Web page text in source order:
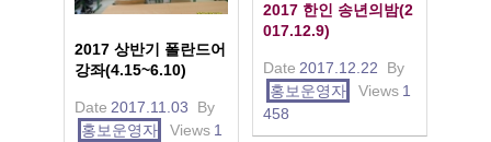
2017 한인 송년의밤(2
017.12.9)
Date 2017.12.22
By
홍보운영자
Views 1
458
2017 상반기 폴란드어
강좌(4.15~6.10)
Date 2017.11.03
By
홍보운영자
Views 1